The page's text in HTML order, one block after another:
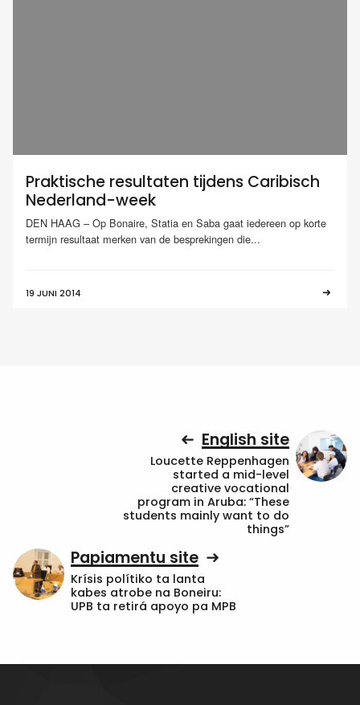
Praktische resultaten tijdens Caribisch
Nederland-week
DEN HAAG – Op Bonaire, Statia en Saba gaat iedereen op korte
termijn resultaat merken van de besprekingen die...
19 JUNI 2014
English site
Loucette Reppenhagen
started a mid-level
creative vocational
program in Aruba: “These
students mainly want to do
things”
Papiamentu site
Krísis polítiko ta lanta
kabes atrobe na Boneiru:
UPB ta retirá apoyo pa MPB